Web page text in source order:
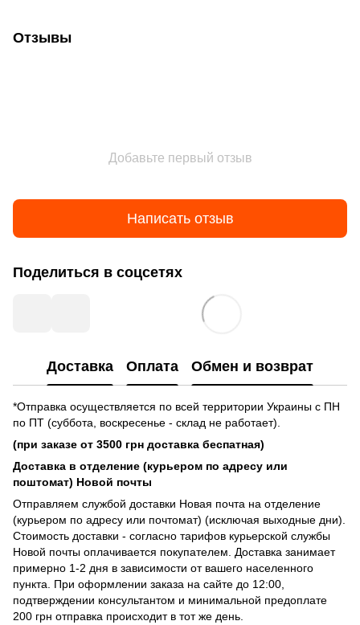
Отзывы
Добавьте первый отзыв
Написать отзыв
Поделиться в соцсетях
Доставка Оплата Обмен и возврат
*Отправка осуществляется по всей территории Украины с ПН
по ПТ (суббота, воскресенье - склад не работает).
(при заказе от 3500 грн доставка беспатная)
Доставка в отделение (курьером по адресу или
поштомат) Новой почты
Отправляем службой доставки Новая почта на отделение
(курьером по адресу или почтомат) (исключая выходные дни).
Стоимость доставки - согласно тарифов курьерской службы
Новой почты оплачивается покупателем. Доставка занимает
примерно 1-2 дня в зависимости от вашего населенного
пункта. При оформлении заказа на сайте до 12:00,
подтверждении консультантом и минимальной предоплате
200 грн отправка происходит в тот же день.